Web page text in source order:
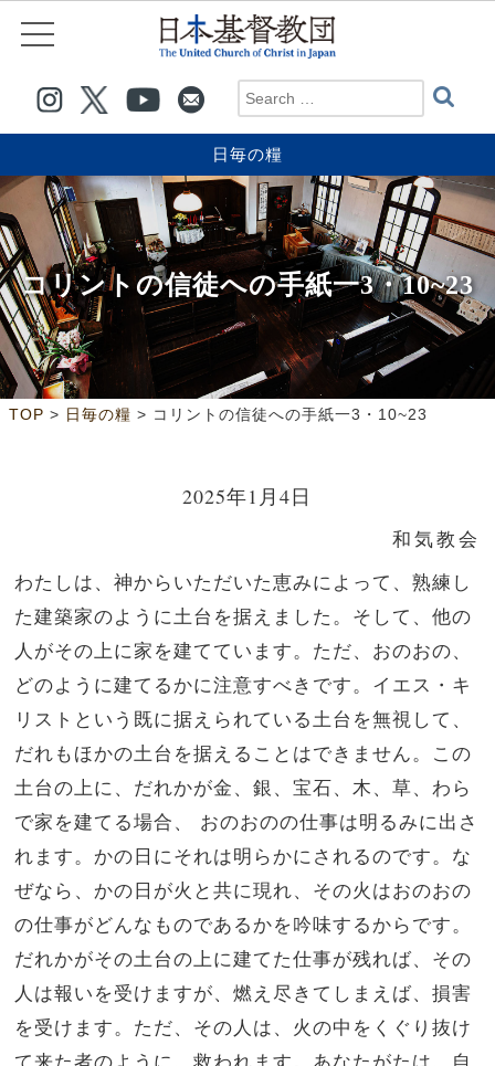
日毎の糧
コリントの信徒への手紙一3・10~23
TOP > 日毎の糧 > コリントの信徒への手紙一3・10~23
2025年1月4日
和気教会
わたしは、神からいただいた恵みによって、熟練し
た建築家のように土台を据えました。そして、他の
人がその上に家を建てています。ただ、おのおの、
どのように建てるかに注意すべきです。 イエス・キ
リストという既に据えられている土台を無視して、
だれもほかの土台を据えることはできません。 この
土台の上に、だれかが金、銀、宝石、木、草、わら
で家を建てる場合、
おのおのの仕事は明るみに出さ
れます。かの日にそれは明らかにされるのです。な
ぜなら、かの日が火と共に現れ、その火はおのおの
の仕事がどんなものであるかを吟味するからです。
だれかがその土台の上に建てた仕事が残れば、その
人は報いを受けますが、燃え尽きてしまえば、損害
を受けます。ただ、その人は、火の中をくぐり抜け